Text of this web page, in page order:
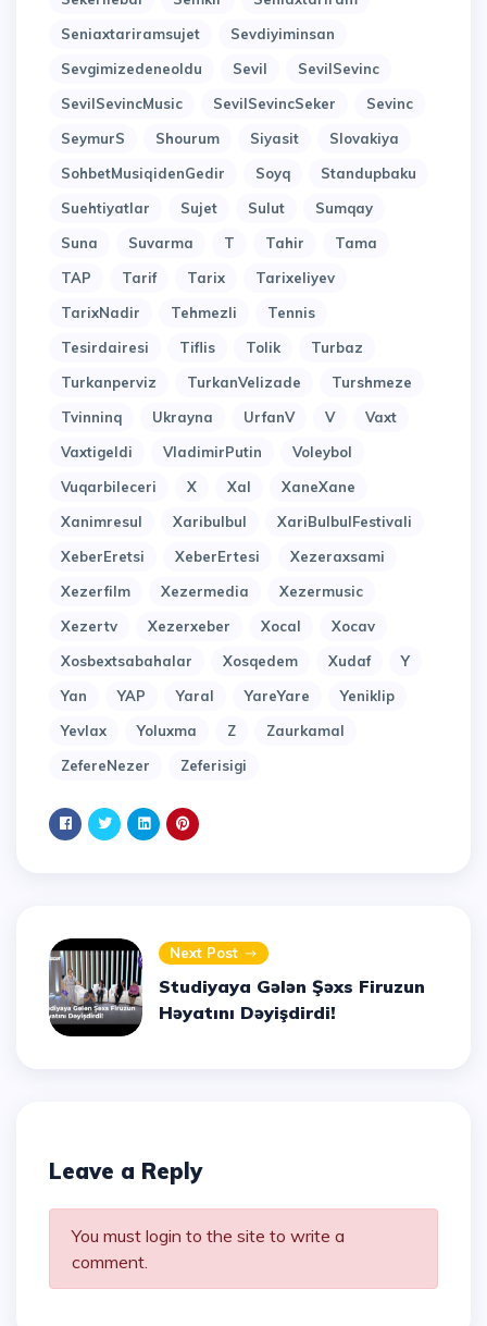
Seniaxtariramsujet
Sevdiyiminsan
Sevgimizedeneoldu
Sevil
SevilSevinc
SevilSevincMusic
SevilSevincSeker
Sevinc
SeymurS
Shourum Siyasit
Slovakiya
SohbetMusiqidenGedir
Soyq
Standupbaku
Suehtiyatlar
Sujet Sulut
Sumqay
Suna
Suvarma T Tahir
Tama
TAP
Tarif Tarix
Tarixeliyev
TarixNadir
Tehmezli
Tennis
Tesirdairesi
Tiflis Tolik
Turbaz
Turkanperviz
TurkanVelizade
Turshmeze
Tvinninq
Ukrayna UrfanV V
Vaxt
Vaxtigeldi
VladimirPutin
Voleybol
Vuqarbileceri
X Xal
XaneXane
Xanimresul
Xaribulbul
XariBulbulFestivali
XeberEretsi
XeberErtesi
Xezeraxsami
Xezerfilm
Xezermedia
Xezermusic
Xezertv
Xezerxeber Xocal
Xocav
Xosbextsabahalar
Xosqedem Xudaf
Y
Yan
YAP Yaral YareYare
Yeniklip
Yevlax
Yoluxma Z
Zaurkamal
ZefereNezer
Zeferisigi
Next Post
Studiyaya Gələn Şəxs Firuzun
Həyatını Dəyişdirdi!
Leave a Reply
You must login to the site to write a
comment.